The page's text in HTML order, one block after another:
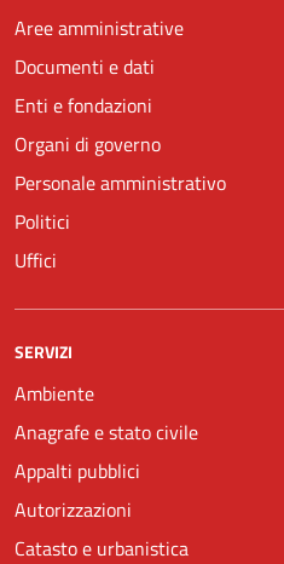
Aree amministrative
Documenti e dati
Enti e fondazioni
Organi di governo
Personale amministrativo
Politici
Uffici
SERVIZI
Ambiente
Anagrafe e stato civile
Appalti pubblici
Autorizzazioni
Catasto e urbanistica